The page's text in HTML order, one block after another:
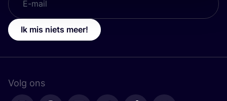
Ik mis niets meer!
Volg ons